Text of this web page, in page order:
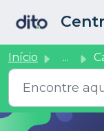
Início ...